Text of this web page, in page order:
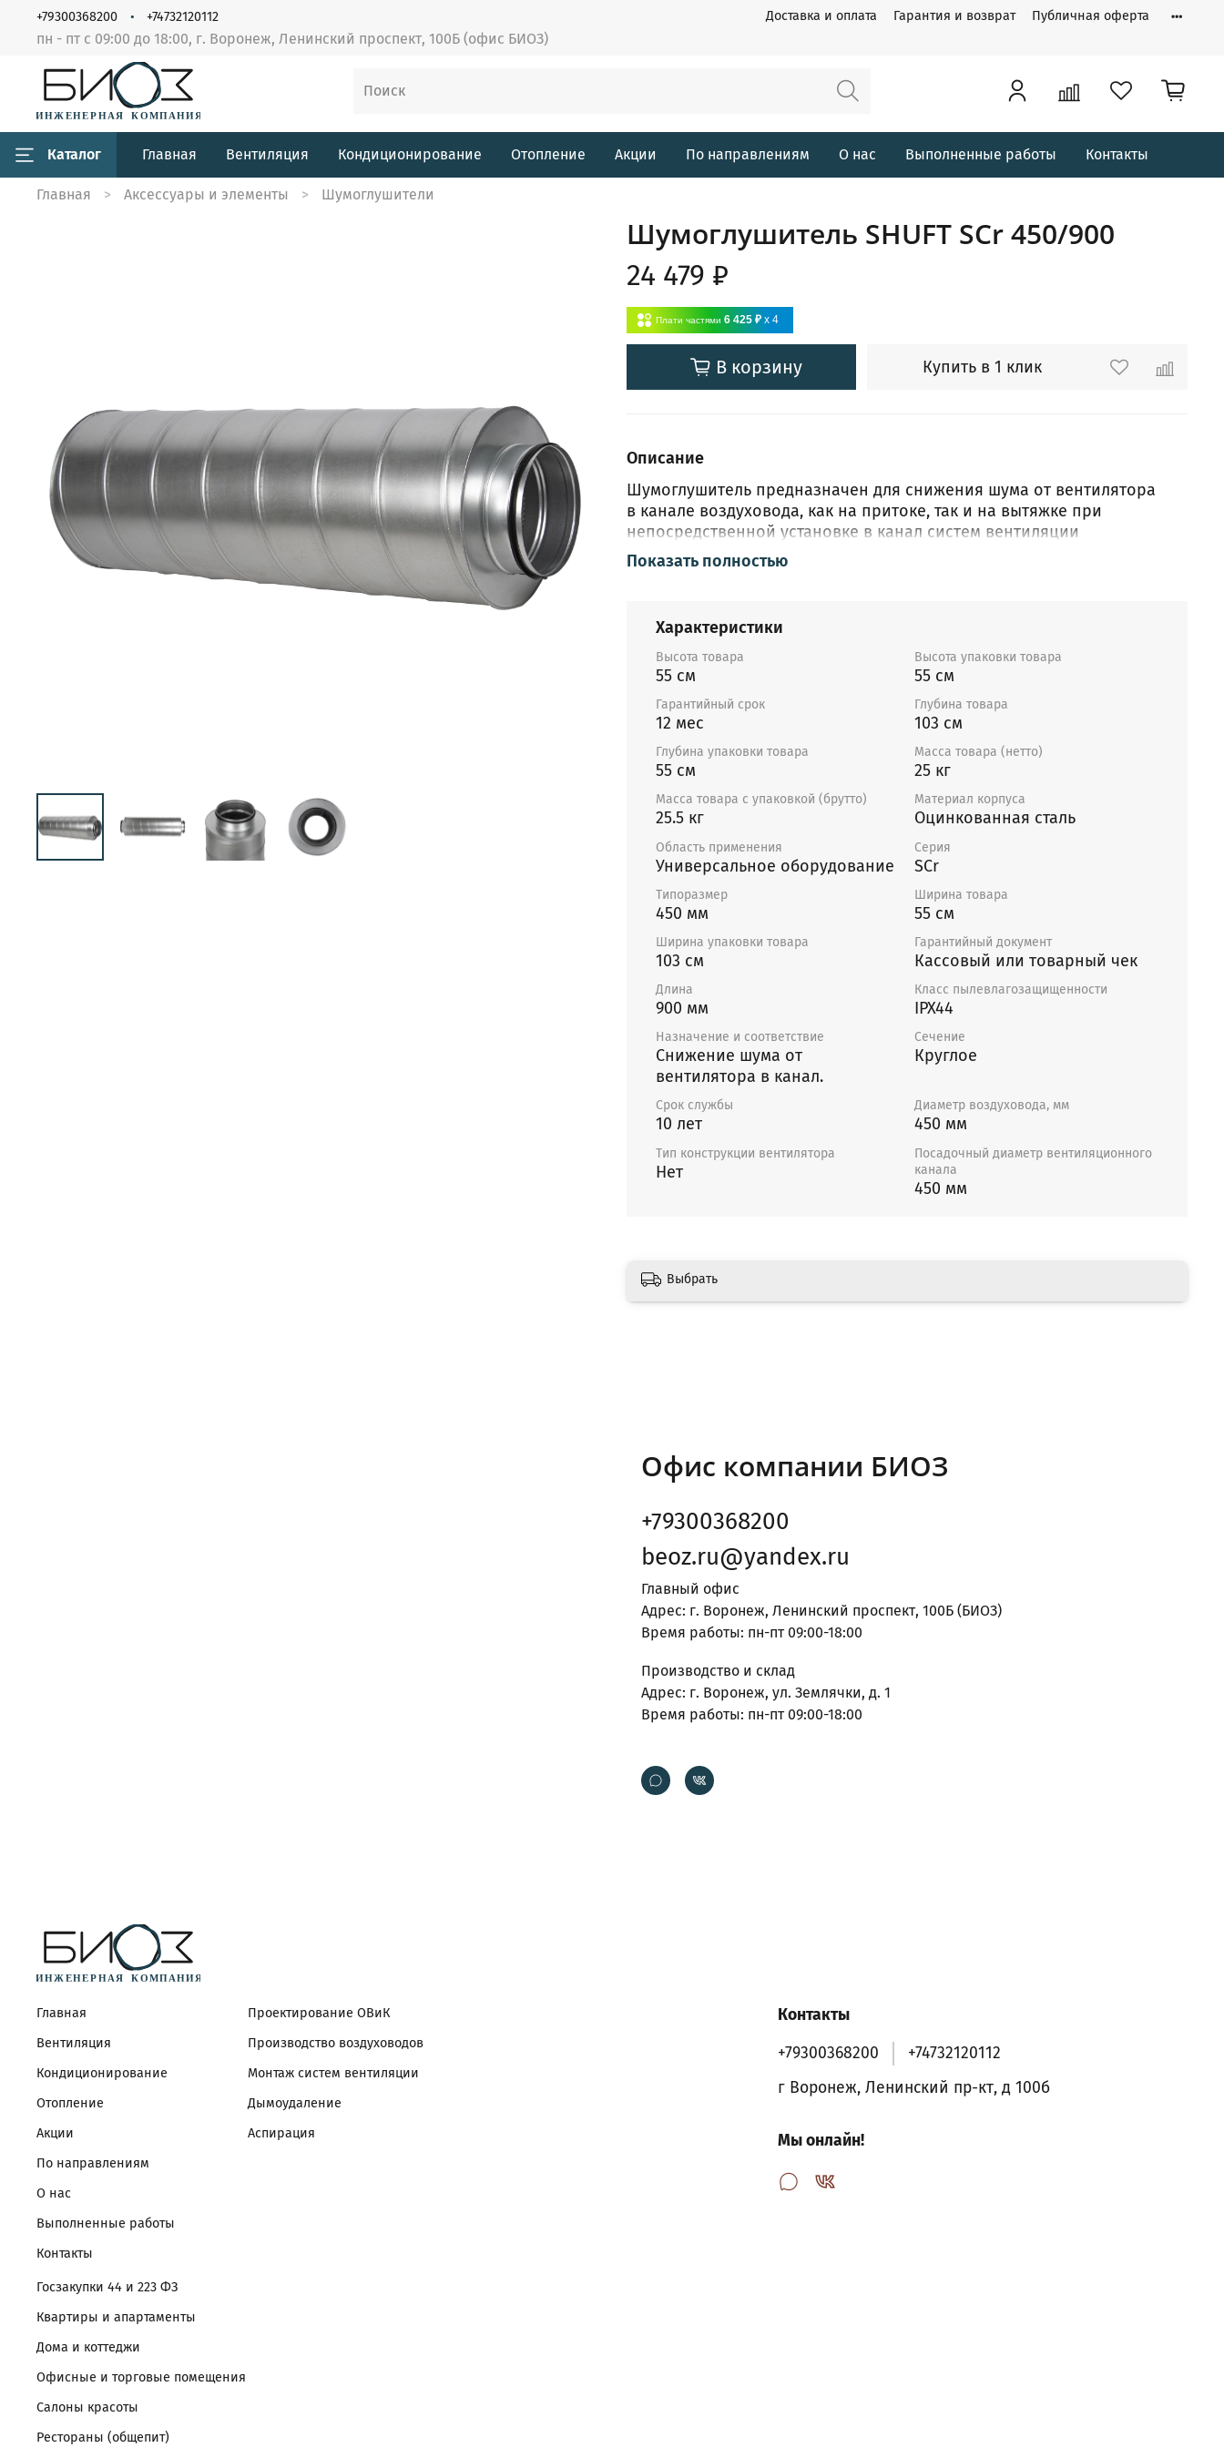
Доставка и оплата Гарантия и возврат Публичная оферта
пн - пт с 09:00 до 18:00, г. Воронеж, Ленинский проспект, 100Б (офис БИОЗ)
+79300368200 +74732120112
Каталог Главная Вентиляция Кондиционирование Отопление Акции По направлениям О нас Выполненные работы Контакты
Главная Аксессуары и элементы Шумоглушители
Шумоглушитель SHUFT SCr 450/900
24 479 ₽
Плати частями 6 425 ₽ x 4
В корзину Купить в 1 клик
Описание
Шумоглушитель предназначен для снижения шума от вентилятора
в канале воздуховода, как на притоке, так и на вытяжке при
непосредственной установке в канал систем вентиляции
и кондиционирования. Перемещаемый воздух не должен содержать
на шумоглушителе вычисляется как для участка воздуховода того же
размера.
Гарантия — 12 месяцев
Показать полностью
Характеристики
Высота товара
55 см
Высота упаковки товара
55 см
Гарантийный срок
12 мес
Глубина товара
103 см
Глубина упаковки товара
55 см
Масса товара (нетто)
25 кг
Масса товара с упаковкой (брутто)
25.5 кг
Материал корпуса
Оцинкованная сталь
Область применения
Универсальное оборудование
Серия
SCr
Типоразмер
450 мм
Ширина товара
55 см
Ширина упаковки товара
103 см
Гарантийный документ
Кассовый или товарный чек
Длина
900 мм
Класс пылевлагозащищенности
IPX44
Назначение и соответствие
Снижение шума от
вентилятора в канал.
Сечение
Круглое
Срок службы
10 лет
Диаметр воздуховода, мм
450 мм
Тип конструкции вентилятора
Нет
Посадочный диаметр вентиляционного
канала
450 мм
Выбрать
Офис компании БИОЗ
+79300368200
beoz.ru@yandex.ru
Главный офис
Адрес: г. Воронеж, Ленинский проспект, 100Б (БИОЗ)
Время работы: пн-пт 09:00-18:00
Производство и склад
Адрес: г. Воронеж, ул. Землячки, д. 1
Время работы: пн-пт 09:00-18:00
Главная
Вентиляция
Кондиционирование
Отопление
Акции
По направлениям
О нас
Выполненные работы
Контакты
Проектирование ОВиК
Производство воздуховодов
Монтаж систем вентиляции
Дымоудаление
Аспирация
Госзакупки 44 и 223 ФЗ
Квартиры и апартаменты
Дома и коттеджи
Офисные и торговые помещения
Салоны красоты
Рестораны (общепит)
Контакты
+79300368200
+74732120112
г Воронеж, Ленинский пр-кт, д 100б
Мы онлайн!